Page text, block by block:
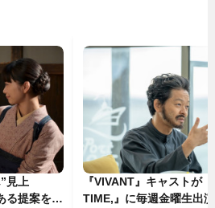
見上
る提案を受
『VIVANT』キャストが
TIME,』に毎週金曜生出